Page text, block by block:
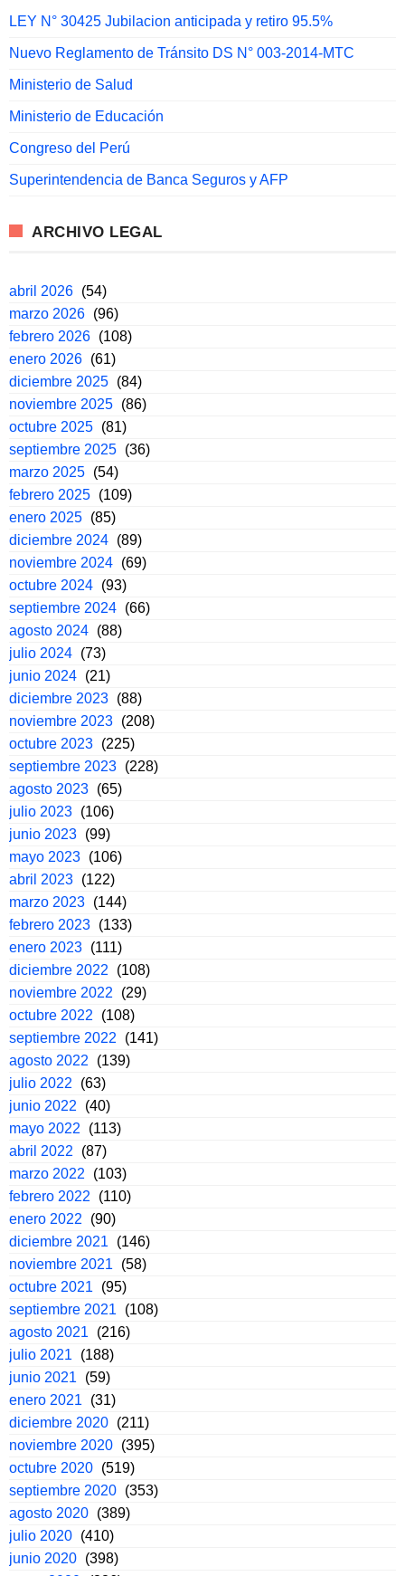
LEY N° 30425 Jubilacion anticipada y retiro 95.5%
Nuevo Reglamento de Tránsito DS N° 003-2014-MTC
Ministerio de Salud
Ministerio de Educación
Congreso del Perú
Superintendencia de Banca Seguros y AFP
ARCHIVO LEGAL
abril 2026 (54)
marzo 2026 (96)
febrero 2026 (108)
enero 2026 (61)
diciembre 2025 (84)
noviembre 2025 (86)
octubre 2025 (81)
septiembre 2025 (36)
marzo 2025 (54)
febrero 2025 (109)
enero 2025 (85)
diciembre 2024 (89)
noviembre 2024 (69)
octubre 2024 (93)
septiembre 2024 (66)
agosto 2024 (88)
julio 2024 (73)
junio 2024 (21)
diciembre 2023 (88)
noviembre 2023 (208)
octubre 2023 (225)
septiembre 2023 (228)
agosto 2023 (65)
julio 2023 (106)
junio 2023 (99)
mayo 2023 (106)
abril 2023 (122)
marzo 2023 (144)
febrero 2023 (133)
enero 2023 (111)
diciembre 2022
(108)
noviembre 2022
(29)
octubre 2022
(108)
septiembre 2022
(141)
agosto 2022
(139)
julio 2022
(63)
junio 2022
(40)
mayo 2022
(113)
abril 2022
(87)
marzo 2022
(103)
febrero 2022
(110)
enero 2022
(90)
diciembre 2021
(146)
noviembre 2021
(58)
octubre 2021
(95)
septiembre 2021
(108)
agosto 2021
(216)
julio 2021
(188)
junio 2021
(59)
enero 2021
(31)
diciembre 2020 (211)
noviembre 2020 (395)
octubre 2020 (519)
septiembre 2020 (353)
agosto 2020 (389)
julio 2020 (410)
junio 2020 (398)